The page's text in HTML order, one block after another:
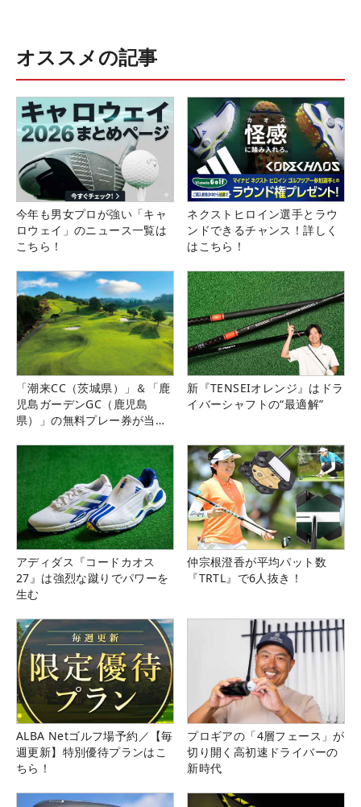
オススメの記事
今年も男女プロが強い「キャ
ロウェイ」のニュース一覧は
こちら！
ネクストヒロイン選手とラウ
ンドできるチャンス！詳しく
はこちら！
「潮来CC（茨城県）」＆「鹿
児島ガーデンGC（鹿児島
県）」の無料プレー券が当た
新『TENSEIオレンジ』はドラ
イバーシャフトの“最適解”
アディダス『コードカオス
27』は強烈な蹴りでパワーを
生む
仲宗根澄香が平均パット数
『TRTL』で6人抜き！
ALBA Netゴルフ場予約／【毎
週更新】特別優待プランはこ
ちら！
プロギアの「4層フェース」が
切り開く高初速ドライバーの
新時代